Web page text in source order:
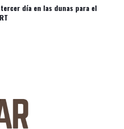
día en las dunas para el